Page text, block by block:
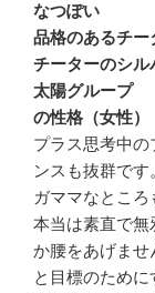
なつぽい
品格のあるチー
チーターのシル
太陽グループ
の性格（女性）
プラス思考中
ンスも抜群で
ガママなところ
本当は素直で無
か腰をあげませ
と目標のため